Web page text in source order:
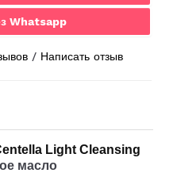
Whatsapp
/ Написать отзыв
Light Cleansing
масло